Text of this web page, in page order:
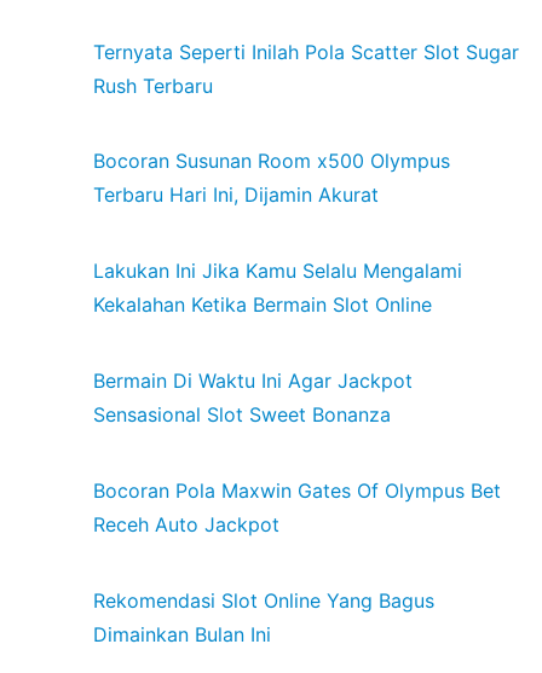
Ternyata Seperti Inilah Pola Scatter Slot Sugar
Rush Terbaru
Bocoran Susunan Room x500 Olympus
Terbaru Hari Ini, Dijamin Akurat
Lakukan Ini Jika Kamu Selalu Mengalami
Kekalahan Ketika Bermain Slot Online
Bermain Di Waktu Ini Agar Jackpot
Sensasional Slot Sweet Bonanza
Bocoran Pola Maxwin Gates Of Olympus Bet
Receh Auto Jackpot
Rekomendasi Slot Online Yang Bagus
Dimainkan Bulan Ini